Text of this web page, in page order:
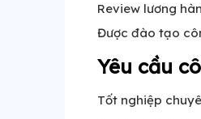
Review lương
Được đào tạo
Yêu cầu
Tốt nghiệp